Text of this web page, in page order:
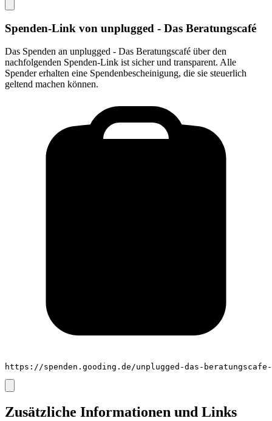
Spenden-Link von unplugged - Das Beratungscafé
Das Spenden an unplugged - Das Beratungscafé über den
nachfolgenden Spenden-Link ist sicher und transparent. Alle
Spender erhalten eine Spendenbescheinigung, die sie steuerlich
geltend machen können.
https://spenden.gooding.de/unplugged-das-beratungscafe-
Zusätzliche Informationen und Links